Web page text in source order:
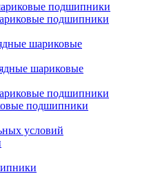
подшипники
подшипники
шариковые
шариковые
подшипники
подшипники
условий